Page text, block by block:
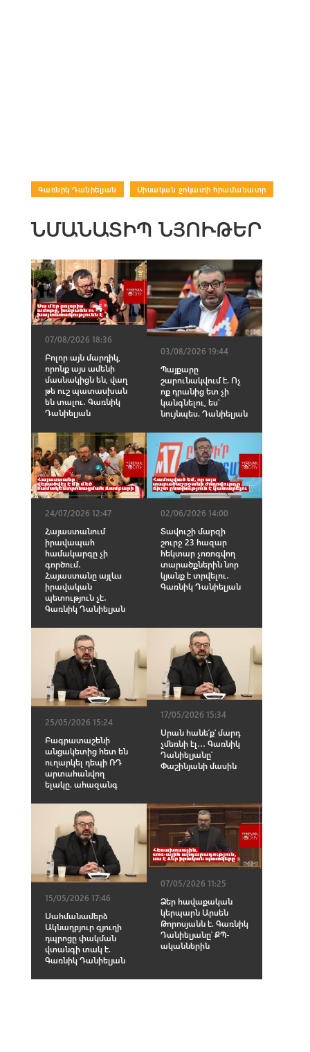
Գառնիկ Դանիելյան Սիսական ջոկատի հրամանատր
ՆՄԱՆԱՏԻՊ ՆՅՈՒԹԵՐ
07/08/2026 18:36
Բոլոր այն մարդիկ,
որոնք այս ամենի
մասնակիցն են, վաղ
թե ուշ պատասխան
են տալու․ Գառնիկ
Դանիելյան
03/08/2026 19:44
Պայքարը
շարունակվում է. Ոչ
ոք դրանից ետ չի
կանգնելու, ես՝
նույնպես. Դանիելյան
24/07/2026 12:47
Հայաստանում
իրավապահ
համակարգը չի
գործում․
Հայաստանը այլևս
իրավական
պետություն չէ․
Գառնիկ Դանիելյան
02/06/2026 14:00
Տավուշի մարզի
շուրջ 23 հազար
հեկտար չոռոգվող
տարածքներին նոր
կյանք է տրվելու․
Գառնիկ Դանիելյան
25/05/2026 15:24
Բագրատաշենի
անցակետից հետ են
ուղարկել դեպի ՌԴ
արտահանվող
ելակը. ահազանգ
17/05/2026 15:34
Սրան հանե՛ք՝ մարդ
չմեռնի էլ․․․ Գառնիկ
Դանիելյանը՝
Փաշինյանի մասին
15/05/2026 17:46
Սահմանամերձ
Ակնաղբյուր գյուղի
դպրոցը փակման
վտանգի տակ է.
Գառնիկ Դանիելյան
07/05/2026 11:25
Ձեր հավաքական
կերպարն Արսեն
Թորոսյանն է. Գառնիկ
Դանիելյանը՝ ՔՊ-
ականներին